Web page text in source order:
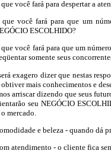
você fará para despertar a
que você fará para que um
ESCOLHIDO?
que você fará para que um
somente seus
exagero dizer que nestas
mais conhecimentos e
arriscar dizendo que seus
seu NEGÓCIO
mercado.
e beleza - quando dá
atendimento - o cliente fica